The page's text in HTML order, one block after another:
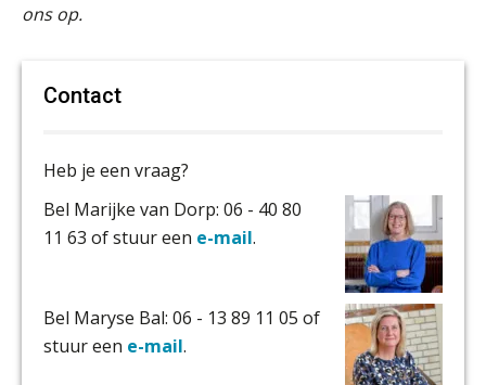
ons op.
Contact
Heb je een vraag?
Bel Marijke van Dorp: 06 - 40 80
11 63 of stuur een e-mail.
Bel Maryse Bal: 06 - 13 89 11 05 of
stuur een e-mail.